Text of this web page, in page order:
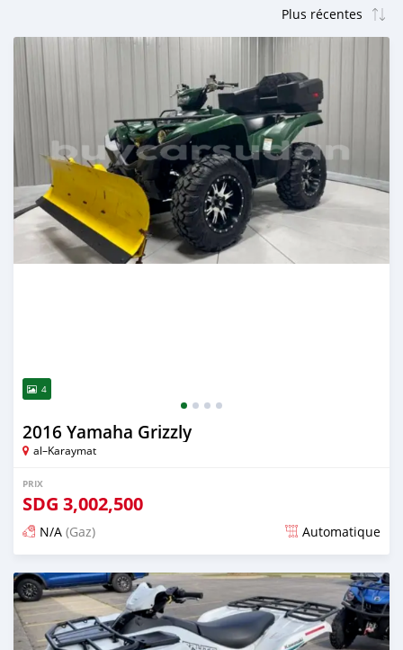
4
2016 Yamaha Grizzly
al–Karaymat
PRIX
SDG 3,002,500
N/A (Gaz) Automatique
Publié il y a environ 19 heures